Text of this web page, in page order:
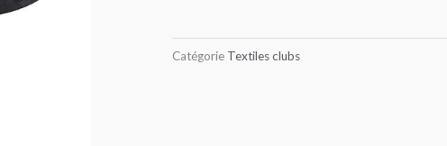
Catégorie Textiles clubs